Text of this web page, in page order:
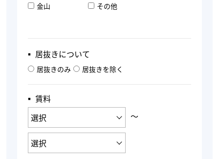
金山
その他
▪︎ 居抜きについて
居抜きのみ 居抜きを除く
▪︎ 賃料
〜